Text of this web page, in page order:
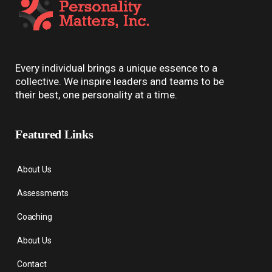
Every individual brings a unique essence to a
collective. We inspire leaders and teams to be
their best, one personality at a time.
Featured Links
About Us
Assessments
Coaching
About Us
Contact